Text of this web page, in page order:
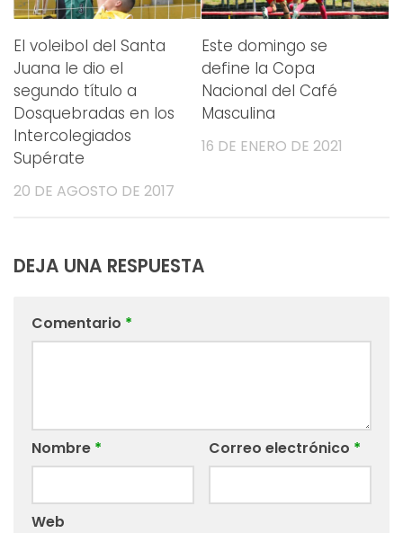
El voleibol del Santa
Juana le dio el
segundo título a
Dosquebradas en los
Intercolegiados
Supérate
20 DE AGOSTO DE 2017
Este domingo se
define la Copa
Nacional del Café
Masculina
16 DE ENERO DE 2021
DEJA UNA RESPUESTA
Comentario *
Nombre * Correo electrónico *
Web